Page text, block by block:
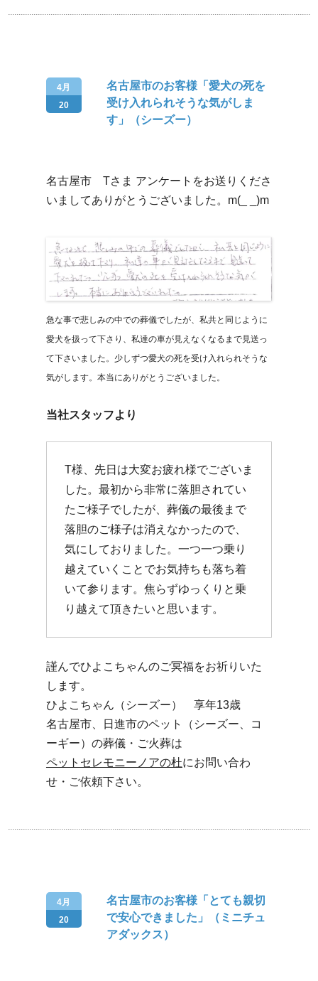
4月
20
名古屋市のお客様「愛犬の死を
受け入れられそうな気がしま
す」（シーズー）
名古屋市 Tさま アンケートをお送りくださ
いましてありがとうございました。m(_ _)m
急な事で悲しみの中での葬儀でしたが、私共と同じように
愛犬を扱って下さり、私達の車が見えなくなるまで見送っ
て下さいました。少しずつ愛犬の死を受け入れられそうな
気がします。本当にありがとうございました。
当社スタッフより
T様、先日は大変お疲れ様でございま
した。最初から非常に落胆されてい
たご様子でしたが、葬儀の最後まで
落胆のご様子は消えなかったので、
気にしておりました。一つ一つ乗り
越えていくことでお気持ちも落ち着
いて参ります。焦らずゆっくりと乗
り越えて頂きたいと思います。
謹んでひよこちゃんのご冥福をお祈りいた
します。
ひよこちゃん（シーズー） 享年13歳
名古屋市、日進市のペット（シーズー、コ
ーギー）の葬儀・ご火葬は
ペットセレモニーノアの杜にお問い合わ
せ・ご依頼下さい。
4月
20
名古屋市のお客様「とても親切
で安心できました」（ミニチュ
アダックス）